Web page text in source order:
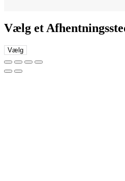
Vælg et
Vælg